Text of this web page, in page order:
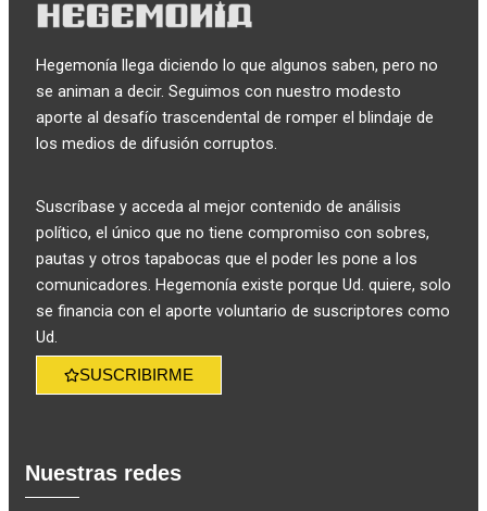
Hegemonía llega diciendo lo que algunos saben, pero no
se animan a decir. Seguimos con nuestro modesto
aporte al desafío trascendental de romper el blindaje de
los medios de difusión corruptos.
Suscríbase y acceda al mejor contenido de análisis
político, el único que no tiene compromiso con sobres,
pautas y otros tapabocas que el poder les pone a los
comunicadores. Hegemonía existe porque Ud. quiere, solo
se financia con el aporte voluntario de suscriptores como
Ud.
SUSCRIBIRME
Nuestras redes